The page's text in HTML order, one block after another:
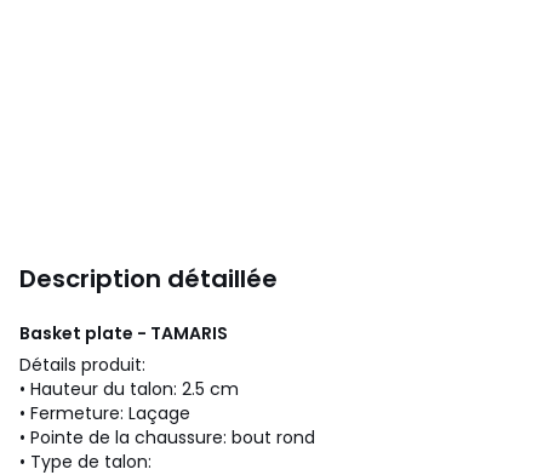
Description détaillée
Basket plate - TAMARIS
Détails produit:
• Hauteur du talon: 2.5 cm
• Fermeture: Laçage
• Pointe de la chaussure: bout rond
• Type de talon: